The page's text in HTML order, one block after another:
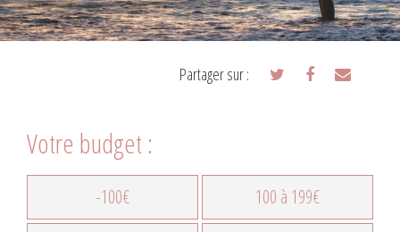
Partager sur :
Votre budget :
-100€
100 à 199€